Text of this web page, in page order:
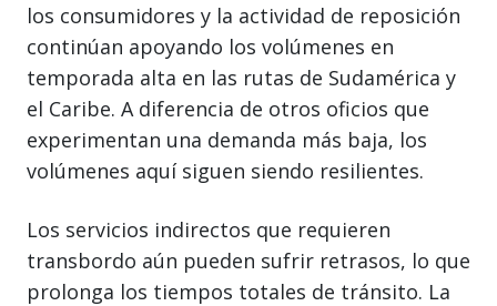
los consumidores y la actividad de reposición
continúan apoyando los volúmenes en
temporada alta en las rutas de Sudamérica y
el Caribe. A diferencia de otros oficios que
experimentan una demanda más baja, los
volúmenes aquí siguen siendo resilientes.
Los servicios indirectos que requieren
transbordo aún pueden sufrir retrasos, lo que
prolonga los tiempos totales de tránsito. La